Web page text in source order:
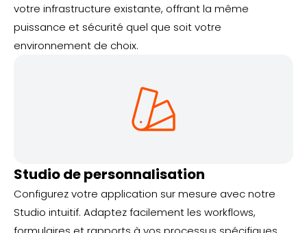
votre infrastructure existante, offrant la même
puissance et sécurité quel que soit votre
environnement de choix.
Studio de personnalisation
Configurez votre application sur mesure avec notre
Studio intuitif. Adaptez facilement les workflows,